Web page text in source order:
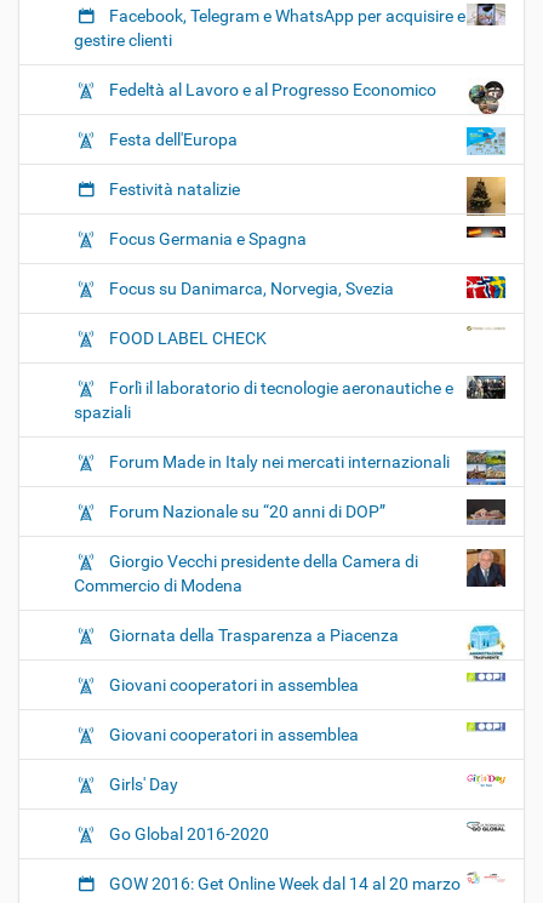
Facebook, Telegram e WhatsApp per acquisire e
gestire clienti
Fedeltà al Lavoro e al Progresso Economico
Festa dell'Europa
Festività natalizie
Focus Germania e Spagna
Focus su Danimarca, Norvegia, Svezia
FOOD LABEL CHECK
Forlì il laboratorio di tecnologie aeronautiche e
spaziali
Forum Made in Italy nei mercati internazionali
Forum Nazionale su “20 anni di DOP”
Giorgio Vecchi presidente della Camera di
Commercio di Modena
Giornata della Trasparenza a Piacenza
Giovani cooperatori in assemblea
Giovani cooperatori in assemblea
Girls' Day
Go Global 2016-2020
GOW 2016: Get Online Week dal 14 al 20 marzo